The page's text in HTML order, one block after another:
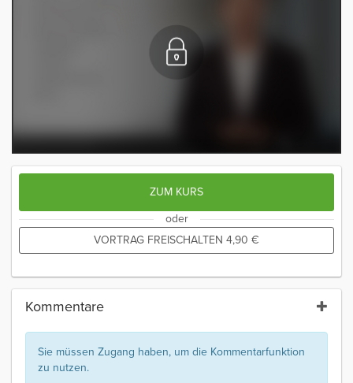
ZUM KURS
oder
VORTRAG FREISCHALTEN 4,90 €
Kommentare
Sie müssen Zugang haben, um die Kommentarfunktion
zu nutzen.